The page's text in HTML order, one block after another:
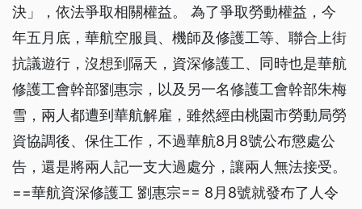
決」，依法爭取相關權益。 為了爭取勞動權益，今
年五月底，華航空服員、機師及修護工等、聯合上街
抗議遊行，沒想到隔天，資深修護工、同時也是華航
修護工會幹部劉惠宗，以及另一名修護工會幹部朱梅
雪，兩人都遭到華航解雇，雖然經由桃園市勞動局勞
資協調後、保住工作，不過華航8月8號公布懲處公
告，還是將兩人記一支大過處分，讓兩人無法接受。
==華航資深修護工 劉惠宗== 8月8號就發布了人令